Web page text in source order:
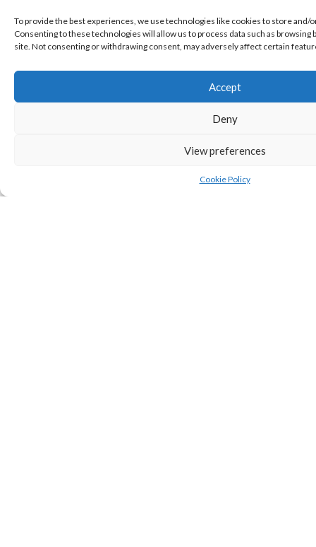
To provide the best experiences, we use technologies like cookies to store and/
Consenting to these technologies will allow us to process data such as browsing
site. Not consenting or withdrawing consent, may adversely affect certain
Accept
Deny
View preferences
Cookie Policy